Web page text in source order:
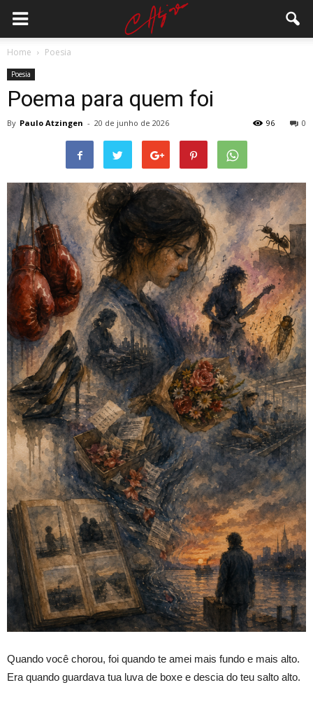
Home Poesia
Poesia
Poema para quem foi
By Paulo Atzingen - 20 de junho de 2026 0
96
Quando você chorou, foi quando te amei mais fundo e mais alto.
Era quando guardava tua luva de boxe e descia do teu salto alto.